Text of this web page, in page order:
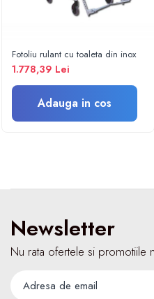
Fizioterapie
Electroterapie
Dispozitive ingrijire pacienti
Accesorii scaun cu rotile
Ingrijire la domiciliu
Dispozitive uz veterinar
Fotoliu rulant cu toaleta din inox
1.778,39 Lei
Adauga in cos
Newsletter
Nu rata ofertele si promotiile